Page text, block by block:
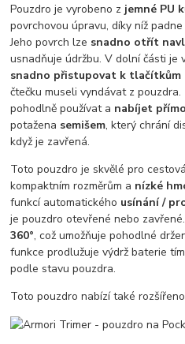
Pouzdro je vyrobeno z jemné PU
povrchovou úpravu, díky níž
Jeho povrch lze snadno otřít
usnadňuje údržbu. V dolní části je
snadno přistupovat k tlačítkům
čtečku museli vyndávat z
pohodlně používat a nabíjet
potažena semišem, který chrání
když je zavřená.
Toto pouzdro je skvělé pro
kompaktním rozměrům a nízké
funkcí automatického usínání /
je pouzdro otevřené nebo
360°, což umožňuje pohodlné
funkce prodlužuje výdrž baterie
podle stavu pouzdra.
Toto pouzdro nabízí také